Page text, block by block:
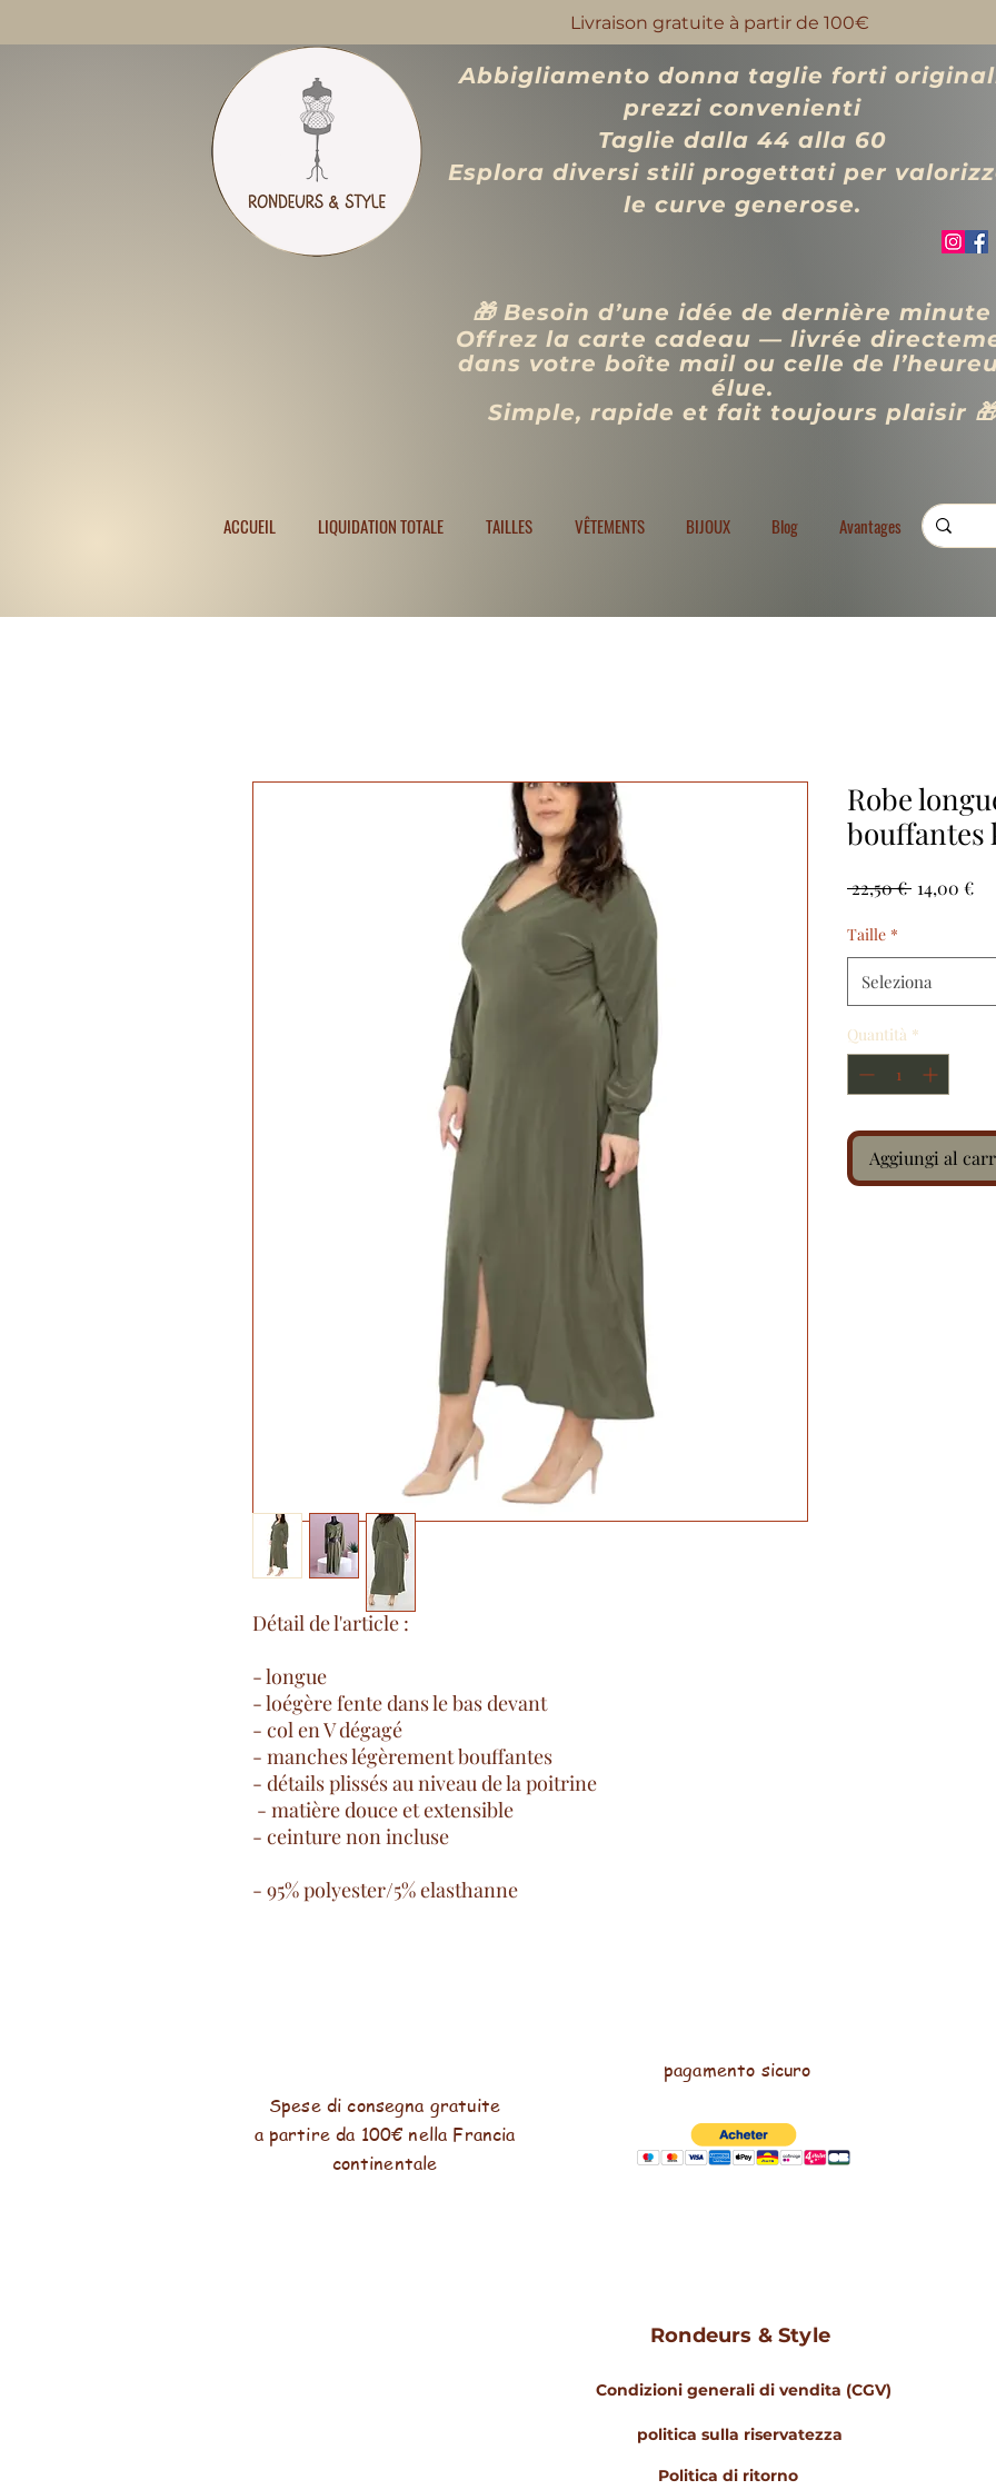
Abbigliamento donna taglie forti
prezzi convenienti
Taglie dalla 44 alla 60
Esplora diversi stili progettati per
le curve generose.
🎁 Besoin d’une idée de dernière minute
Offrez la carte cadeau — livrée
dans votre boîte mail ou celle de
élue.
Simple, rapide et fait toujours plaisir
ACCUEIL LIQUIDATION TOTALE TAILLES VÊTEMENTS BIJOUX Blog Avantages
Livraison gratuite à partir de 100€
Détail de l'article :
- longue
- loégère fente dans le bas devant
- col en V dégagé
- manches légèrement bouffantes
- détails plissés au niveau de la poitrine
- matière douce et extensible
- ceinture non incluse
- 95% polyester/5% elasthanne
Robe
bouffantes
22,50 € Prezzo
14,00 €
Taille *
Seleziona
Quantità *
Aggiungi al
pagamento sicuro
Spese di consegna gratuite
a partire da 100€ nella Francia
continentale
Rondeurs & Style
Condizioni generali di vendita (CGV)
politica sulla riservatezza
Politica di ritorno